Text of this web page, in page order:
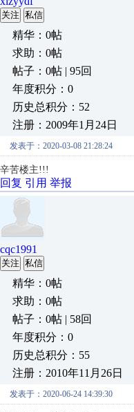
关注 私信
精华：0帖
求助：0帖
帖子：0帖 | 95回
年度积分：0
历史总积分：52
注册：2009年1月24日
发表于：2020-03-08 21:28:24
辛苦楼主!!!
回复 引用 举报
cqc1991
关注 私信
精华：0帖
求助：0帖
帖子：0帖 | 58回
年度积分：0
历史总积分：55
注册：2010年11月26日
发表于：2020-06-24 14:39:30